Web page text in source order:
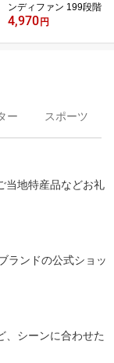
ンディファン 199段階
4,970 円
ー スポーツ
当地特産品などお礼
ランドの公式ショッ
、シーンに合わせた